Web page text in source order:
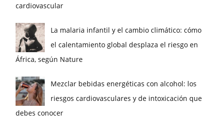
cardiovascular
La malaria infantil y el cambio climático: cómo
el calentamiento global desplaza el riesgo en
África, según Nature
Mezclar bebidas energéticas con alcohol: los
riesgos cardiovasculares y de intoxicación que
debes conocer